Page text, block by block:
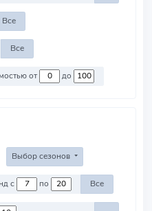
Все
Все
Против команд со стоимостью от до
Выбор сезонов
Против команд с по Все